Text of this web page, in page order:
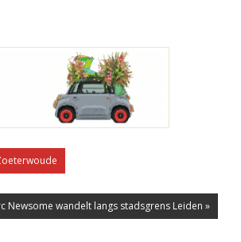
Newsome wandelt langs stadsgrens Leiden »